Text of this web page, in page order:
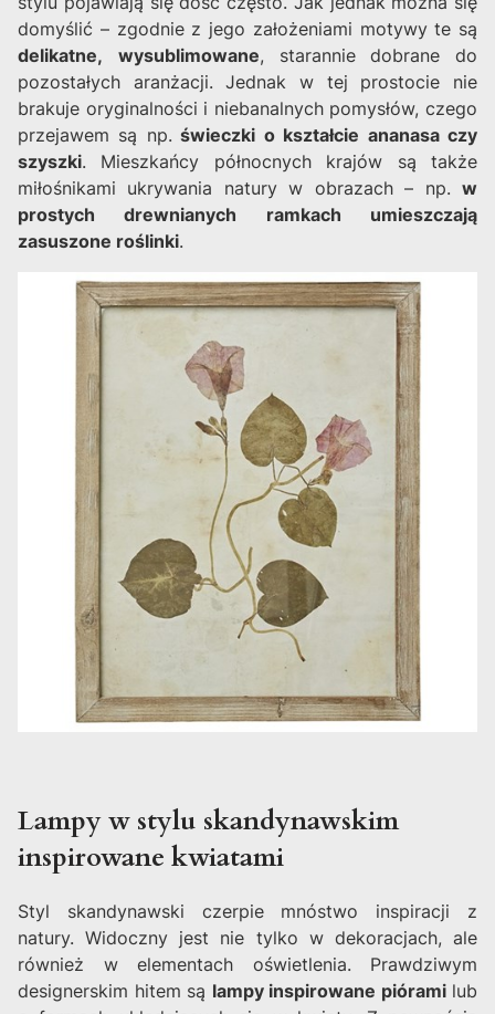
domyślić – zgodnie z jego założeniami motywy te są
delikatne,
wysublimowane, starannie dobrane do
pozostałych aranżacji. Jednak w tej prostocie nie
brakuje oryginalności i niebanalnych pomysłów, czego
przejawem są np. świeczki o kształcie ananasa czy
szyszki. Mieszkańcy północnych krajów są także
miłośnikami ukrywania natury w obrazach – np. w
prostych drewnianych ramkach umieszczają
zasuszone roślinki.
Lampy w stylu skandynawskim
inspirowane kwiatami
Styl skandynawski czerpie mnóstwo inspiracji z
natury. Widoczny jest nie tylko w dekoracjach, ale
również w elementach oświetlenia. Prawdziwym
designerskim hitem są lampy inspirowane pióramilub